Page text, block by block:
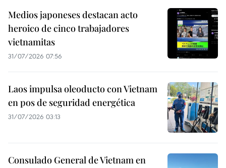
Medios japoneses destacan acto
heroico de cinco trabajadores
vietnamitas
31/07/2026 07:56
Laos impulsa oleoducto con Vietnam
en pos de seguridad energética
31/07/2026 03:13
Consulado General de Vietnam en